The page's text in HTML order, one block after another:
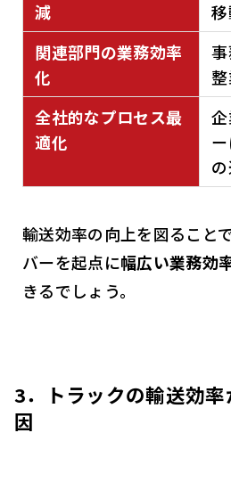
減
関連部門の業務効率
化
全社的なプロセス最
適化
輸送効率の向上を図ること
バーを起点に幅広い業務効
きるでしょう。
3．トラックの輸送効
因